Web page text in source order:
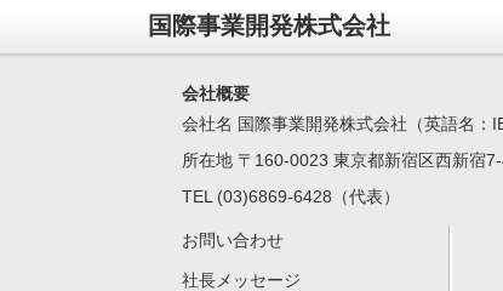
国際事業開発株式会社
会社概要
会社名 国際事業開発株式会社（英語名：
所在地 〒160-0023 東京都新宿区西新
TEL (03)6869-6428（代表）
お問い合わせ
社長メッセージ